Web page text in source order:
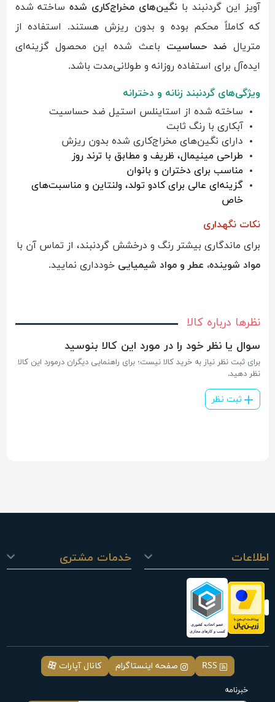
آویز این گردنبند با نگین‌های مخراج‌کاری شدهساخته شده
که کاملاً محکم بوده و بدون ریزش هستند. استفاده از
متریال ضد حساسیت باعث شده این محصول گزینه‌ای
ایده‌آل برای استفاده روزانه و طولانی‌مدت باشد.
ویژگی‌های گردنبند زنانه و دخترانه
ساخته شده از استاینلس استیل ضد حساسیت
آبکاری با رنگ ثابت
دارای نگین‌های مخراج‌کاری شده بدون ریزش
طراحی مینیمال، ظریف و مطابق با ترند روز
مناسب برای دختران و بانوان
گزینه‌ای عالی برای کادو تولد، ولنتاین و مناسبت‌های
خاص
نکات نگهداری
برای ماندگاری بیشتر رنگ و درخشش گردنبند، از تماس آن با
مواد شوینده، عطر و مواد شیمیایی خودداری نمایید.
نظرها درباره کالا
سوال یا نظر خود را در مورد این کالا بنوسید
برای ثبت نظر نیاز به خرید کالا نیست؛ برای راهنمایی دیگران درمورد این کالا
نظر دهید.
ثبت نظر
اطلاعات خدمات مشتری
RSS صفحه اینستاگرام کانال آپارات
خبرنامه